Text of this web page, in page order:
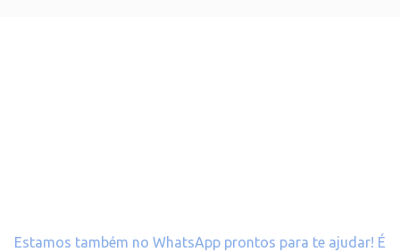
Estamos também no WhatsApp prontos para te ajudar! É